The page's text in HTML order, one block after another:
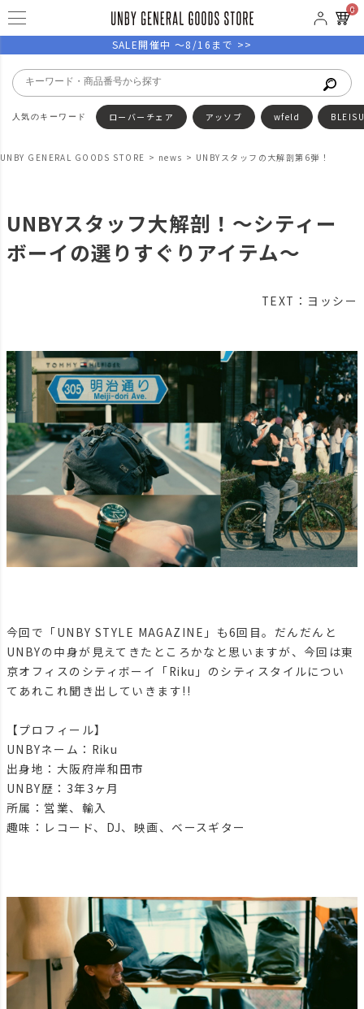
0
SALE開催中 ～8/16まで >>
ローバーチェア アッソブ wfeld
UNBY GENERAL GOODS STORE news UNBYスタッフの大解剖第6弾！
UNBYスタッフ大解剖！〜シティー
ボーイの選りすぐりアイテム〜
TEXT：ヨッシー
今回で「UNBY STYLE MAGAZINE」も6回目。だんだんと
UNBYの中身が見えてきたところかなと思いますが、今回は東
京オフィスのシティボーイ「Riku」のシティスタイルについ
てあれこれ聞き出していきます!!
【プロフィール】
UNBYネーム：Riku
出身地：大阪府岸和田市
UNBY歴：3年3ヶ月
所属：営業、輸入
趣味：レコード、DJ、映画、ベースギター